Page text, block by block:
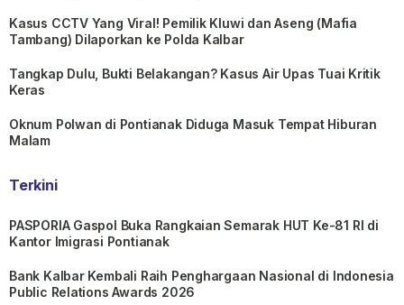
Kasus CCTV Yang Viral! Pemilik Kluwi dan Aseng (Mafia
Tambang) Dilaporkan ke Polda Kalbar
Tangkap Dulu, Bukti Belakangan? Kasus Air Upas Tuai Kritik
Keras
Oknum Polwan di Pontianak Diduga Masuk Tempat Hiburan
Malam
Terkini
PASPORIA Gaspol Buka Rangkaian Semarak HUT Ke-81 RI di
Kantor Imigrasi Pontianak
Bank Kalbar Kembali Raih Penghargaan Nasional di Indonesia
Public Relations Awards 2026